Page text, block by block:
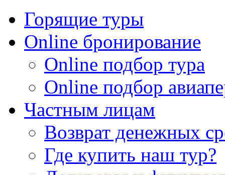
Горящие туры
Online бронирование
Online подбор тура
Online подбор
Частным лицам
Возврат денежных
Где купить наш тур?